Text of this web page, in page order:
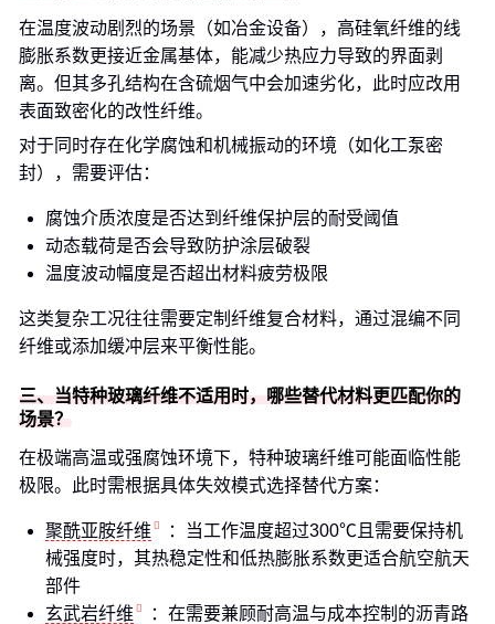
在温度波动剧烈的场景（如冶金设备），高硅氧纤维的线
膨胀系数更接近金属基体，能减少热应力导致的界面剥
离。但其多孔结构在含硫烟气中会加速劣化，此时应改用
表面致密化的改性纤维。
对于同时存在化学腐蚀和机械振动的环境（如化工泵密
封），需要评估：
腐蚀介质浓度是否达到纤维保护层的耐受阈值
动态载荷是否会导致防护涂层破裂
温度波动幅度是否超出材料疲劳极限
这类复杂工况往往需要定制纤维复合材料，通过混编不同
纤维或添加缓冲层来平衡性能。
三、当特种玻璃纤维不适用时，哪些替代材料更匹配你的
场景？
在极端高温或强腐蚀环境下，特种玻璃纤维可能面临性能
极限。此时需根据具体失效模式选择替代方案：
聚酰亚胺纤维
：当工作温度超过300℃且需要保持机
械强度时，其热稳定性和低热膨胀系数更适合航空航天
部件
玄武岩纤维
：在需要兼顾耐高温与成本控制的沥青路